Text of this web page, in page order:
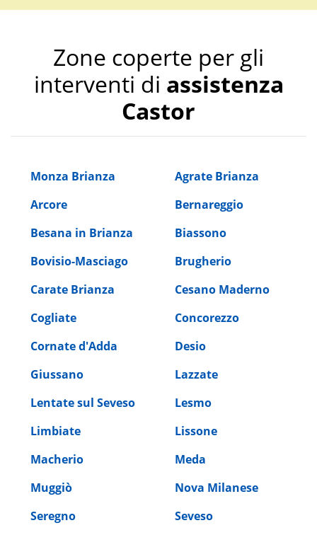
Zone coperte per gli
interventi di assistenza
Castor
Monza Brianza
Agrate Brianza
Arcore
Bernareggio
Besana in Brianza
Biassono
Bovisio-Masciago
Brugherio
Carate Brianza
Cesano Maderno
Cogliate
Concorezzo
Cornate d'Adda
Desio
Giussano
Lazzate
Lentate sul Seveso
Lesmo
Limbiate
Lissone
Macherio
Meda
Muggiò
Nova Milanese
Seregno
Seveso